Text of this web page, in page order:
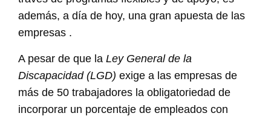
además, a día de hoy, una gran apuesta de las
empresas .
A pesar de que la Ley General de la
Discapacidad (LGD) exige a las empresas de
más de 50 trabajadores la obligatoriedad de
incorporar un porcentaje de empleados con